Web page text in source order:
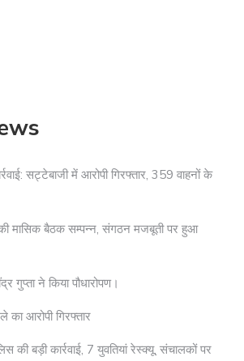
सट्टेबाजी में आरोपी गिरफ्तार, 359 वाहनों के
मासिक बैठक सम्पन्न, संगठन मजबूती पर हुआ
गुप्ता ने किया पौधारोपण।
का आरोपी गिरफ्तार
की बड़ी कार्रवाई, 7 युवतियां रेस्क्यू, संचालकों पर